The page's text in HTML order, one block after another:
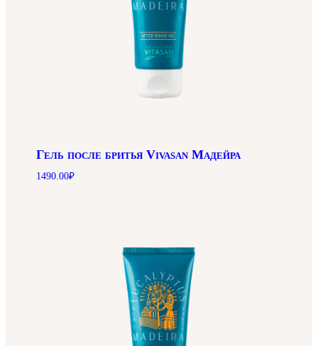
Гель после бритья Vivasan Мадейра
1490.00₽